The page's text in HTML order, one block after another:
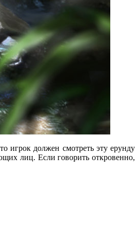
игрок должен смотреть эту ерунду
лиц. Если говорить откровенно,